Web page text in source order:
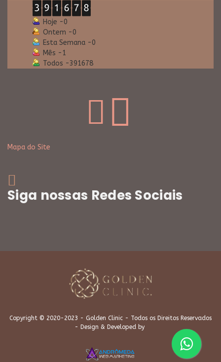
Hoje -0
Ontem -0
Esta Semana -0
Mês -1
Todos -391678
Mapa do Site
Siga nossas Redes Sociais
Copyright © 2020-2023 - Golden Clinic - Todos os Direitos Reservados
- Design & Developed by